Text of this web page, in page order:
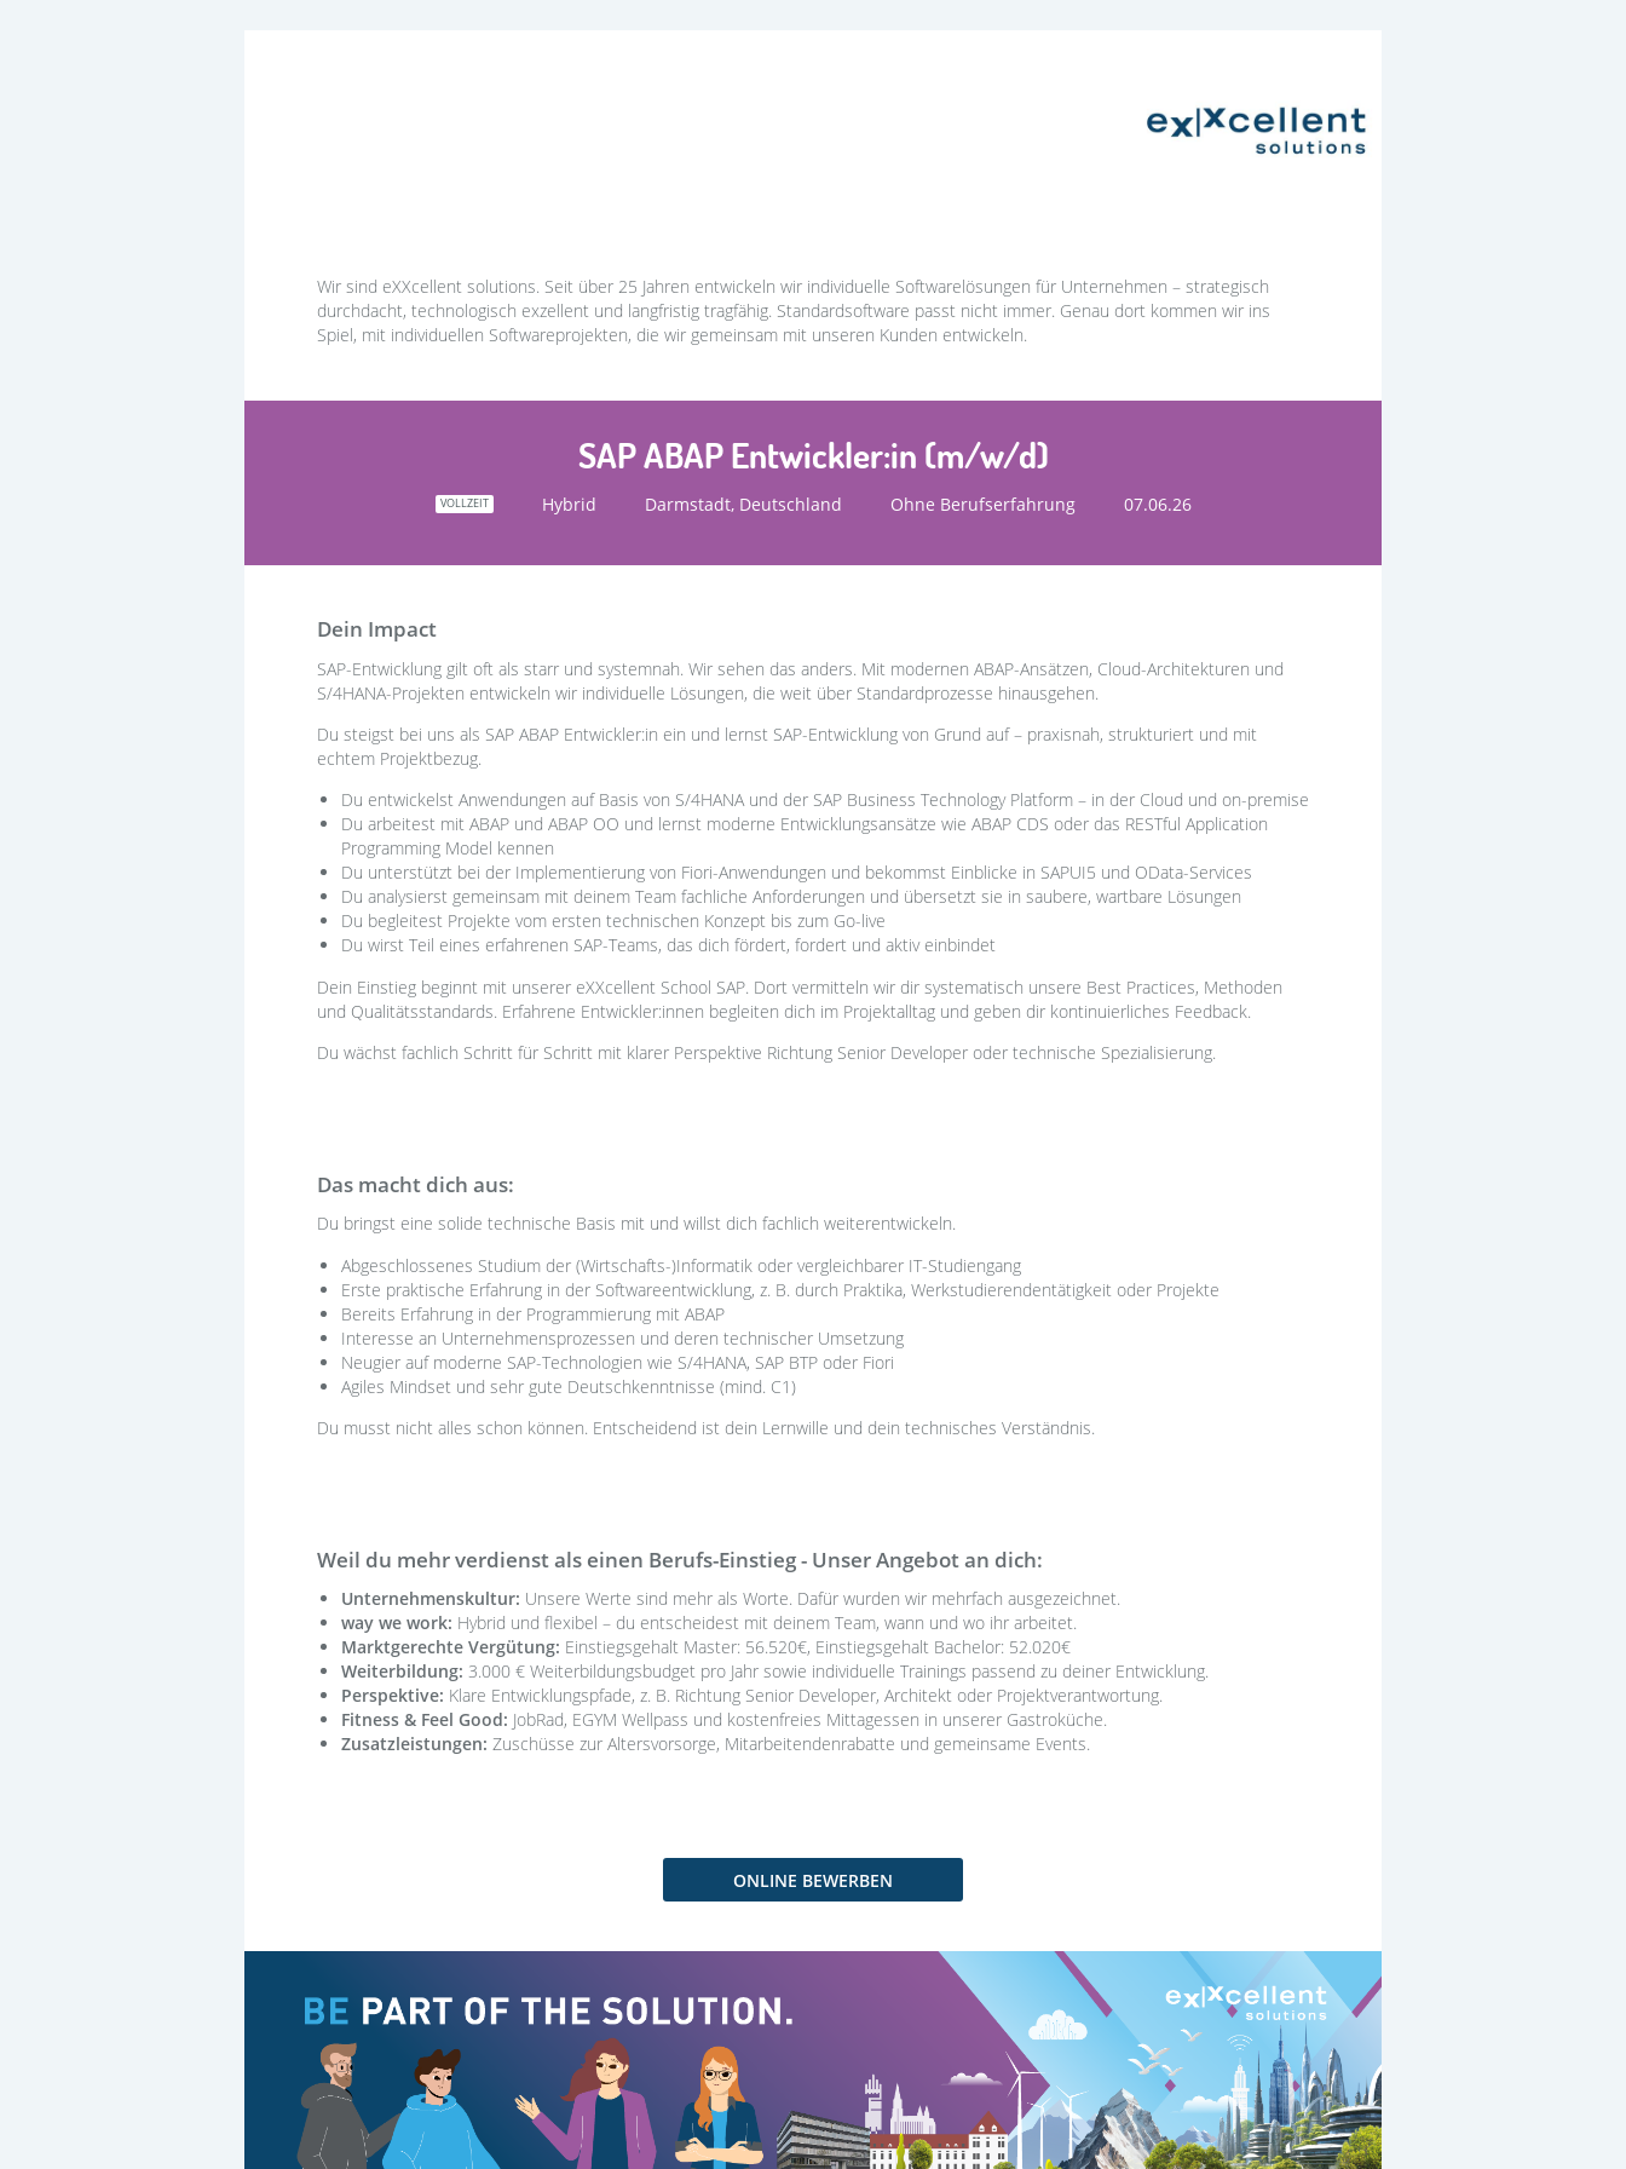
Wir sind eXXcellent solutions. Seit über 25 Jahren entwickeln wir individuelle Softwarelösungen für Unternehmen – strategisch
durchdacht, technologisch exzellent und langfristig tragfähig. Standardsoftware passt nicht immer. Genau dort kommen wir ins
Spiel, mit individuellen Softwareprojekten, die wir gemeinsam mit unseren Kunden entwickeln.
SAP ABAP Entwickler:in (m/w/d)
VOLLZEIT Hybrid Darmstadt, Deutschland Ohne Berufserfahrung 07.06.26
Dein Impact
SAP-Entwicklung gilt oft als starr und systemnah. Wir sehen das anders. Mit modernen ABAP-Ansätzen, Cloud-Architekturen und
S/4HANA-Projekten entwickeln wir individuelle Lösungen, die weit über Standardprozesse hinausgehen.
Du steigst bei uns als SAP ABAP Entwickler:in ein und lernst SAP-Entwicklung von Grund auf – praxisnah, strukturiert und mit
echtem Projektbezug.
Du entwickelst Anwendungen auf Basis von S/4HANA und der SAP Business Technology Platform – in der Cloud und on-premise
Du arbeitest mit ABAP und ABAP OO und lernst moderne Entwicklungsansätze wie ABAP CDS oder das RESTful Application
Programming Model kennen
Du unterstützt bei der Implementierung von Fiori-Anwendungen und bekommst Einblicke in SAPUI5 und OData-Services
Du analysierst gemeinsam mit deinem Team fachliche Anforderungen und übersetzt sie in saubere, wartbare Lösungen
Du begleitest Projekte vom ersten technischen Konzept bis zum Go-live
Du wirst Teil eines erfahrenen SAP-Teams, das dich fördert, fordert und aktiv einbindet
Dein Einstieg beginnt mit unserer eXXcellent School SAP. Dort vermitteln wir dir systematisch unsere Best Practices, Methoden
und Qualitätsstandards. Erfahrene Entwickler:innen begleiten dich im Projektalltag und geben dir kontinuierliches Feedback.
Du wächst fachlich Schritt für Schritt mit klarer Perspektive Richtung Senior Developer oder technische Spezialisierung.
Das macht dich aus:
Du bringst eine solide technische Basis mit und willst dich fachlich weiterentwickeln.
Abgeschlossenes Studium der (Wirtschafts-)Informatik oder vergleichbarer IT-Studiengang
Erste praktische Erfahrung in der Softwareentwicklung, z. B. durch Praktika, Werkstudierendentätigkeit oder Projekte
Bereits Erfahrung in der Programmierung mit ABAP
Interesse an Unternehmensprozessen und deren technischer Umsetzung
Neugier auf moderne SAP-Technologien wie S/4HANA, SAP BTP oder Fiori
Agiles Mindset und sehr gute Deutschkenntnisse (mind. C1)
Du musst nicht alles schon können. Entscheidend ist dein Lernwille und dein technisches Verständnis.
Weil du mehr verdienst als einen Berufs-Einstieg - Unser Angebot an dich:
Unternehmenskultur: Unsere Werte sind mehr als Worte. Dafür wurden wir mehrfach ausgezeichnet.
way we work: Hybrid und flexibel – du entscheidest mit deinem Team, wann und wo ihr arbeitet.
Marktgerechte Vergütung: Einstiegsgehalt Master: 56.520€, Einstiegsgehalt Bachelor: 52.020€
Weiterbildung: 3.000 € Weiterbildungsbudget pro Jahr sowie individuelle Trainings passend zu deiner Entwicklung.
Perspektive: Klare Entwicklungspfade, z. B. Richtung Senior Developer, Architekt oder Projektverantwortung.
Fitness & Feel Good: JobRad, EGYM Wellpass und kostenfreies Mittagessen in unserer Gastroküche.
Zusatzleistungen: Zuschüsse zur Altersvorsorge, Mitarbeitendenrabatte und gemeinsame Events.
ONLINE BEWERBEN